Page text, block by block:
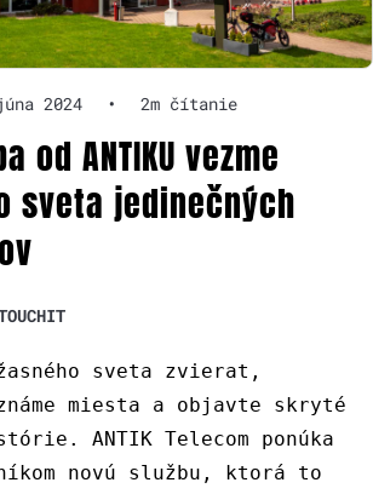
2024 • 2m čítanie
od ANTIKU vezme
sveta jedinečných
sveta zvierat,
miesta a objavte skryté
ANTIK Telecom ponúka
novú službu, ktorá to